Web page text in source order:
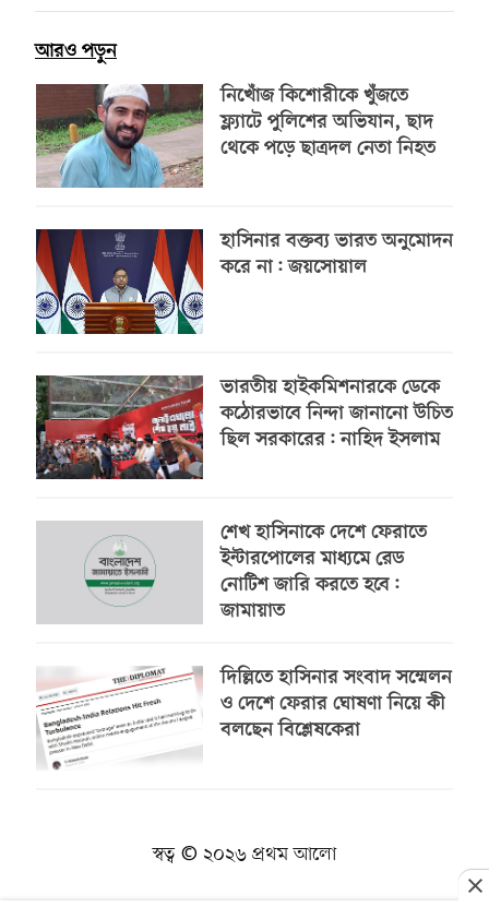
আরও পড়ুন
নিখোঁজ কিশোরীকে খুঁজতে
ফ্ল্যাটে পুলিশের অভিযান, ছাদ
থেকে পড়ে ছাত্রদল নেতা নিহত
হাসিনার বক্তব্য ভারত অনুমোদন
করে না: জয়সোয়াল
ভারতীয় হাইকমিশনারকে ডেকে
কঠোরভাবে নিন্দা জানানো উচিত
ছিল সরকারের: নাহিদ ইসলাম
শেখ হাসিনাকে দেশে ফেরাতে
ইন্টারপোলের মাধ্যমে রেড
নোটিশ জারি করতে হবে:
জামায়াত
দিল্লিতে হাসিনার সংবাদ সম্মেলন
ও দেশে ফেরার ঘোষণা নিয়ে কী
বলছেন বিশ্লেষকেরা
স্বত্ব © ২০২৬ প্রথম আলো